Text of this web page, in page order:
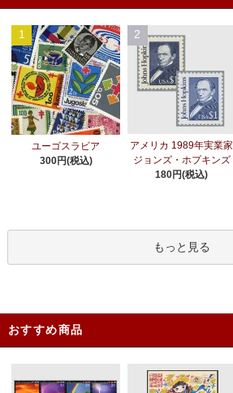
1
ユーゴスラビア
300円(税込)
2
アメリカ 1989年実業家
ジョンズ・ホプキンズ
180円(税込)
もっと見る
おすすめ商品